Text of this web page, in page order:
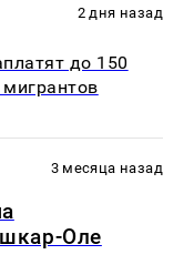
2 дня назад
до 150
3 месяца назад
Оле